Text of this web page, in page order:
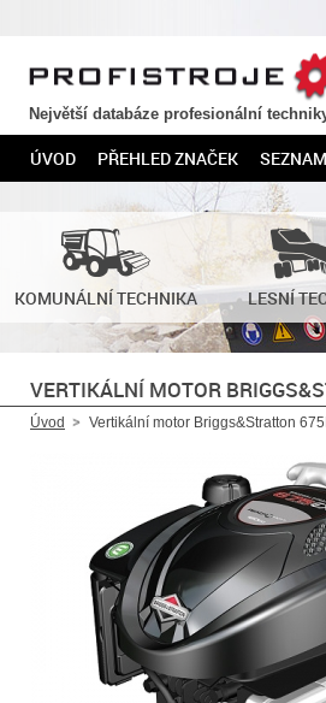
PROFISTROJE.CZ
Největší databáze profesionální
ÚVOD PŘEHLED ZNAČEK
KOMUNÁLNÍ TECHNIKA LESNÍ
VERTIKÁLNÍ MOTOR
Úvod Vertikální motor Briggs&Stratton